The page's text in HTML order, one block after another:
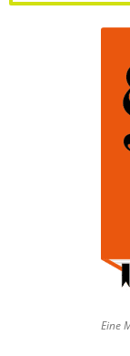
Eine